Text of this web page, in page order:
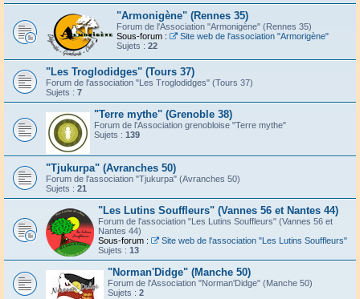
"Armonigène" (Rennes 35)
Forum de l'Association "Armonigène" (Rennes 35)
Sous-forum :
Site web de l'association "Armorigène"
Sujets : 22
"Les Troglodidges" (Tours 37)
Forum de l'association "Les Troglodidges" (Tours 37)
Sujets : 7
"Terre mythe" (Grenoble 38)
Forum de l'Association grenobloise "Terre mythe"
Sujets : 139
"Tjukurpa" (Avranches 50)
Forum de l'association "Tjukurpa" (Avranches 50)
Sujets : 21
"Les Lutins Souffleurs" (Vannes 56 et Nantes 44)
Forum de l'association "Les Lutins Souffleurs" (Vannes 56 et
Nantes 44)
Sous-forum :
Site web de l'association "Les Lutins Souffleurs"
Sujets : 13
"Norman'Didge" (Manche 50)
Forum de l'Association "Norman'Didge" (Manche 50)
Sujets : 2